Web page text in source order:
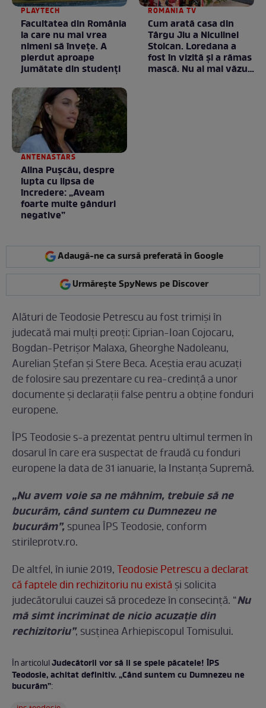
PLAYTECH
Facultatea din România
la care nu mai vrea
nimeni să înveţe. A
pierdut aproape
jumătate din studenţi
ROMANIA TV
Cum arată casa din
Târgu Jiu a Niculinei
Stoican. Loredana a
fost în vizită și a rămas
mască. Nu ai mai văzut
ANTENASTARS
Alina Pușcău, despre
lupta cu lipsa de
încredere: „Aveam
foarte multe gânduri
negative”
Adaugă-ne ca sursă preferată în Google
Urmărește SpyNews pe Discover
Alături de Teodosie Petrescu au fost trimişi în
judecată mai mulţi preoţi: Ciprian-Ioan Cojocaru,
Bogdan-Petrişor Malaxa, Gheorghe Nadoleanu,
Aurelian Ştefan şi Stere Beca. Aceştia erau acuzaţi
de folosire sau prezentare cu rea-credinţă a unor
documente şi declaraţii false pentru a obţine fonduri
europene.
ÎPS Teodosie s-a prezentat pentru ultimul termen în
dosarul în care era suspectat de fraudă cu fonduri
europene la data de 31 ianuarie, la Instanţa Supremă.
„Nu avem voie sa ne mâhnim, trebuie să ne
bucurăm, când suntem cu Dumnezeu ne
bucurăm”, spunea ÎPS Teodosie, conform
stirileprotv.ro.
De altfel, în iunie 2019,Teodosie Petrescu a declarat
că faptele din rechizitoriu nu există şi solicita
judecătorului cauzei să procedeze în consecinţă. “Nu
mă simt incriminat de nicio acuzaţie din
rechizitoriu”, susţinea Arhiepiscopul Tomisului.
În articolulJudecătorii vor să li se spele păcatele! ÎPS
Teodosie, achitat definitiv. „Când suntem cu Dumnezeu ne
bucurăm”: